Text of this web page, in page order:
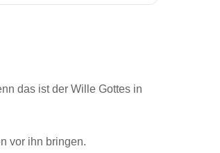
das ist der Wille Gottes in
vor ihn bringen.